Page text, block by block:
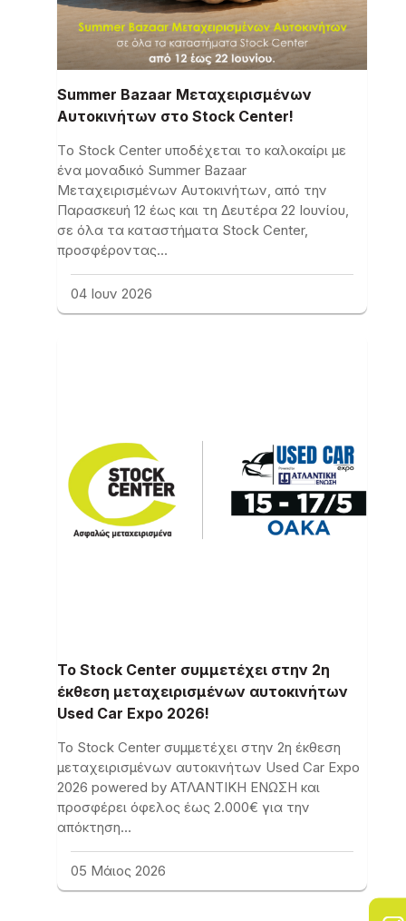
Summer Bazaar Μεταχειρισμένων
Αυτοκινήτων στο Stock Center!
Tο Stock Center υποδέχεται το καλοκαίρι με
ένα μοναδικό Summer Bazaar
Μεταχειρισμένων Αυτοκινήτων, από την
Παρασκευή 12 έως και τη Δευτέρα 22 Ιουνίου,
σε όλα τα καταστήματα Stock Center,
προσφέροντας…
04 Ιουν 2026
Το Stock Center συμμετέχει στην 2η
έκθεση μεταχειρισμένων αυτοκινήτων
Used Car Expo 2026!
Το Stock Center συμμετέχει στην 2η έκθεση
μεταχειρισμένων αυτοκινήτων Used Car Expo
2026 powered by ΑΤΛΑΝΤΙΚΗ ΕΝΩΣΗ και
προσφέρει όφελος έως 2.000€ για την
απόκτηση…
05 Μάιος 2026